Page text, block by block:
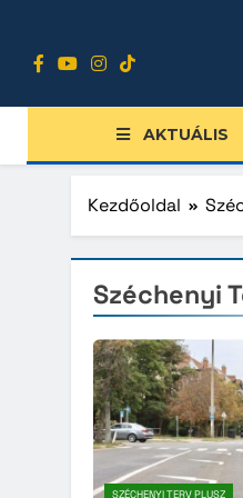
tartalomra
AKTUÁLIS
Kezdőoldal
Széchenyi
SZÉCHENYI TERV PLUSZ